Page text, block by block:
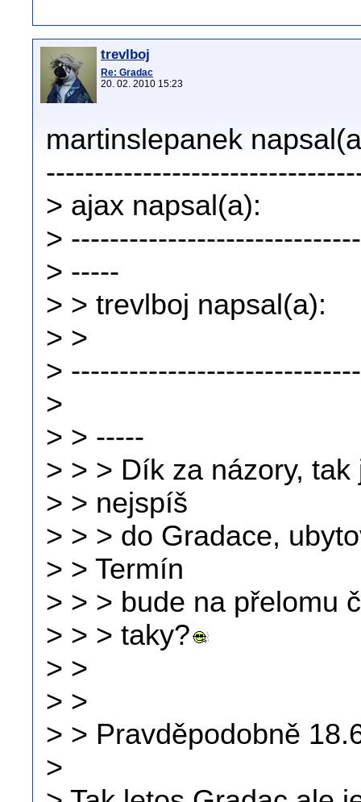
trevlboj
Re: Gradac
20. 02. 2010 15:23
martinslepanek
> ajax napsal(a):
>
> -----
> > trevlboj napsal(a):
> >
>
>
> > -----
> > > Dík za názory,
> > nejspíš
> > > do Gradace,
> > Termín
> > > bude na přelomu
> > > taky?
> >
> >
> > Pravděpodobně
>